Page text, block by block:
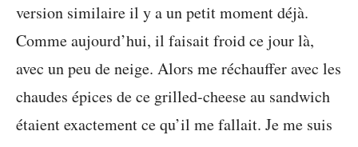
version similaire il y a un petit moment déjà.
Comme aujourd’hui, il faisait froid ce jour là,
avec un peu de neige. Alors me réchauffer avec les
chaudes épices de ce grilled-cheese au sandwich
étaient exactement ce qu’il me fallait. Je me suis